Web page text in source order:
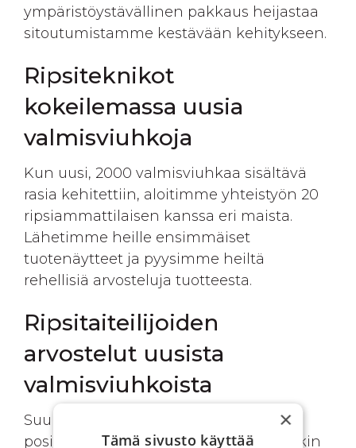
ympäristöystävällinen pakkaus heijastaa
sitoutumistamme kestävään kehitykseen.
Ripsiteknikot
kokeilemassa uusia
valmisviuhkoja
Kun uusi, 2000 valmisviuhkaa sisältävä
rasia kehitettiin, aloitimme yhteistyön 20
ripsiammattilaisen kanssa eri maista.
Lähetimme heille ensimmäiset
tuotenäytteet ja pyysimme heiltä
rehellisiä arvosteluja tuotteesta.
Ripsitaiteilijoiden
arvostelut uusista
valmisviuhkoista
Suurin osa arvosteluista oli yllättävän
positiivisia. Toki mukana oli myös joitakin
×
Tämä sivusto käyttää